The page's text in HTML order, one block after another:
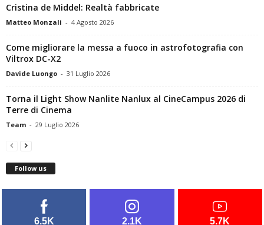
Cristina de Middel: Realtà fabbricate
Matteo Monzali - 4 Agosto 2026
Come migliorare la messa a fuoco in astrofotografia con
Viltrox DC-X2
Davide Luongo - 31 Luglio 2026
Torna il Light Show Nanlite Nanlux al CineCampus 2026 di
Terre di Cinema
Team - 29 Luglio 2026
Follow us
6.5K 2.1K 5.7K